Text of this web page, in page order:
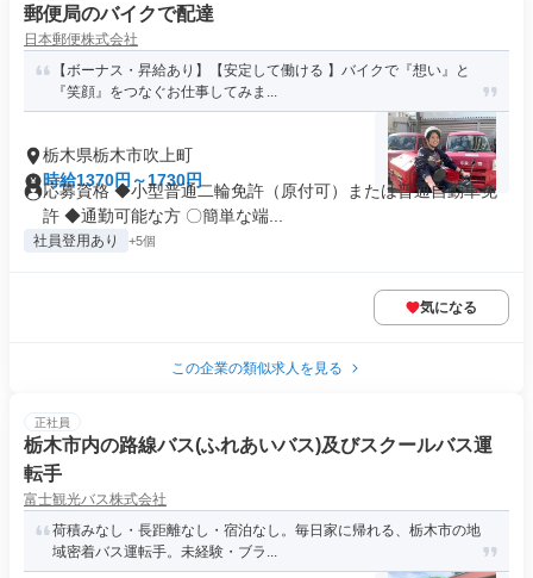
郵便局のバイクで配達
日本郵便株式会社
【ボーナス・昇給あり】【安定して働ける 】バイクで『想い』と
『笑顔』をつなぐお仕事してみま...
栃木県栃木市吹上町
時給1370円～1730円
応募資格 ◆小型普通二輪免許（原付可）または普通自動車免
許 ◆通勤可能な方 〇簡単な端...
社員登用あり +5個
気になる
この企業の類似求人を見る
正社員
栃木市内の路線バス(ふれあいバス)及びスクールバス運
転手
富士観光バス株式会社
荷積みなし・長距離なし・宿泊なし。毎日家に帰れる、栃木市の地
域密着バス運転手。未経験・ブラ...